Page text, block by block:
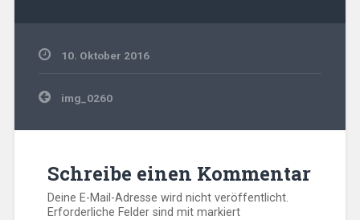
10. Oktober 2016
Beitragsnavigation
img_0260
Schreibe einen Kommentar
Deine E-Mail-Adresse wird nicht veröffentlicht.
Erforderliche Felder sind mitmarkiert